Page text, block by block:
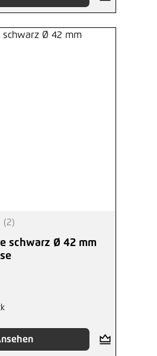
Bewertung von 5 von 5
(2)
schwarz Ø 42 mm